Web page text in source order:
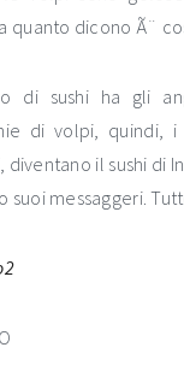
quanto dicono Ã¨
di sushi ha gli
di volpi, quindi,
diventano il sushi di
suoi messaggeri.